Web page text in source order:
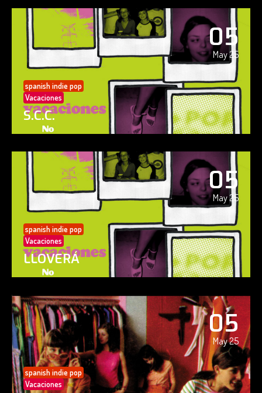
05
May 25
spanish indie pop
Vacaciones
S.C.C.
05
May 25
spanish indie pop
Vacaciones
LLOVERÁ
05
May 25
spanish indie pop
Vacaciones